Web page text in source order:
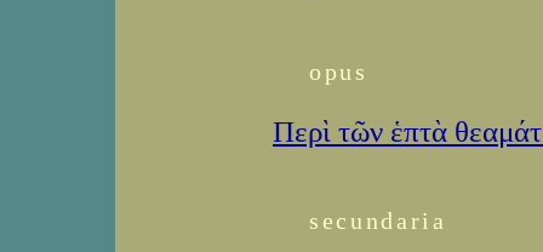
opus
Περὶ τῶν ἑπτὰ
secundaria